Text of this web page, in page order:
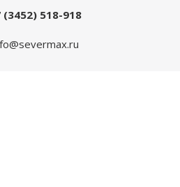
(3452) 518-918